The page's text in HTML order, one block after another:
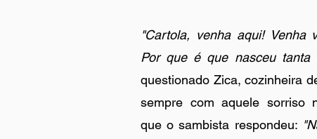
"Cartola, venha aqui! Venha
Por que é que nasceu tanta
questionado Zica, cozinheira
sempre com aquele sorriso
que o sambista respondeu: